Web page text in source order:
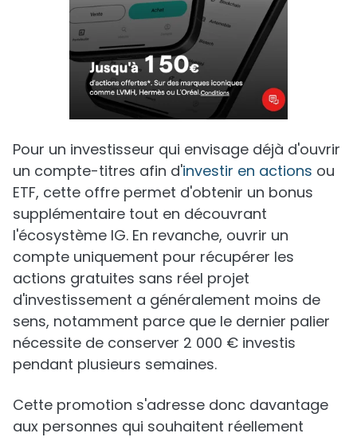
Pour un investisseur qui envisage déjà d'ouvrir
un compte-titres afin d'investir en actions ou
ETF, cette offre permet d'obtenir un bonus
supplémentaire tout en découvrant
l'écosystème IG. En revanche, ouvrir un
compte uniquement pour récupérer les
actions gratuites sans réel projet
d'investissement a généralement moins de
sens, notamment parce que le dernier palier
nécessite de conserver 2 000 € investis
pendant plusieurs semaines.
Cette promotion s'adresse donc davantage
aux personnes qui souhaitent réellement